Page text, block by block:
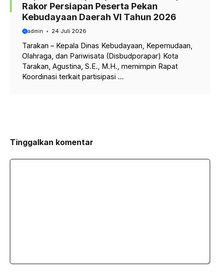
Rakor Persiapan Peserta Pekan
Kebudayaan Daerah VI Tahun 2026
admin 24 Juli 2026
Tarakan – Kepala Dinas Kebudayaan, Kepemudaan,
Olahraga, dan Pariwisata (Disbudporapar) Kota
Tarakan, Agustina, S.E., M.H., memimpin Rapat
Koordinasi terkait partisipasi ...
Tinggalkan komentar